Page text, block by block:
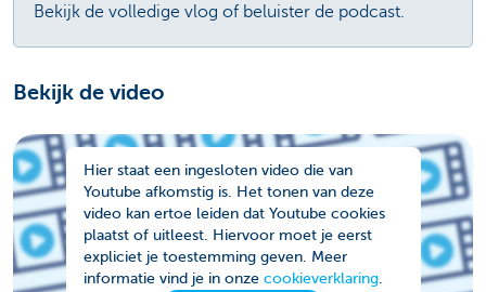
Bekijk de volledige vlog of beluister de podcast.
Bekijk de video
Hier staat een ingesloten video die van
Youtube afkomstig is. Het tonen van deze
video kan ertoe leiden dat Youtube cookies
plaatst of uitleest. Hiervoor moet je eerst
expliciet je toestemming geven. Meer
informatie vind je in onze cookieverklaring.